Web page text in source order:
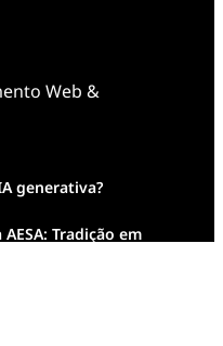
Web &
generativa?
Tradição em